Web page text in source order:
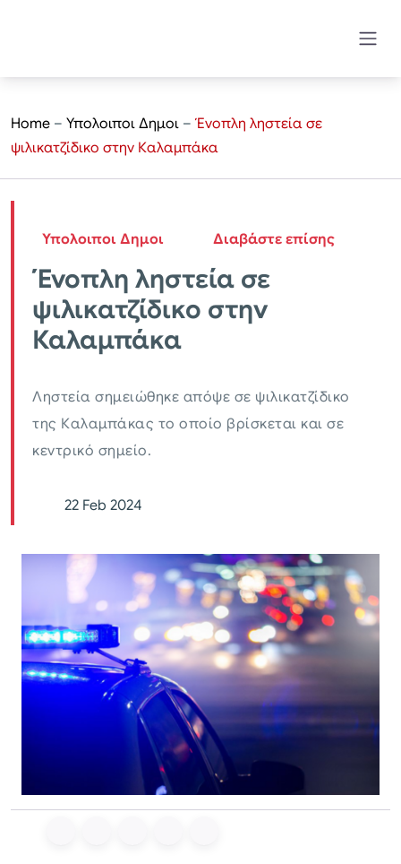
Home – Υπολοιποι Δημοι – Ένοπλη ληστεία σε
ψιλικατζίδικο στην Καλαμπάκα
Υπολοιποι Δημοι Διαβάστε επίσης
Ένοπλη ληστεία σε
ψιλικατζίδικο στην
Καλαμπάκα
Ληστεία σημειώθηκε απόψε σε ψιλικατζίδικο
της Καλαμπάκας το οποίο βρίσκεται και σε
κεντρικό σημείο.
22 Feb 2024